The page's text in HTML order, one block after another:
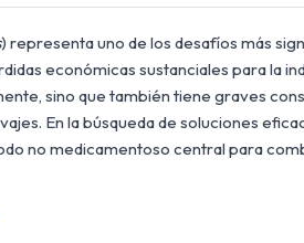
) representa uno de los desafíos más
económicas sustanciales para la
sino que también tiene graves
En la búsqueda de soluciones
no medicamentoso central para